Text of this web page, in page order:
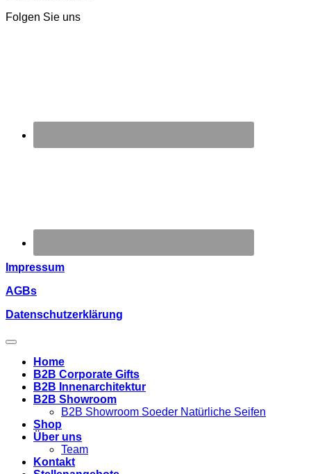
Folgen Sie uns
Impressum
AGBs
Datenschutzerklärung
Home
B2B Corporate Gifts
B2B Innenarchitektur
B2B Showroom
B2B Showroom Soeder Natürliche Seifen
Shop
Über uns
Team
Kontakt